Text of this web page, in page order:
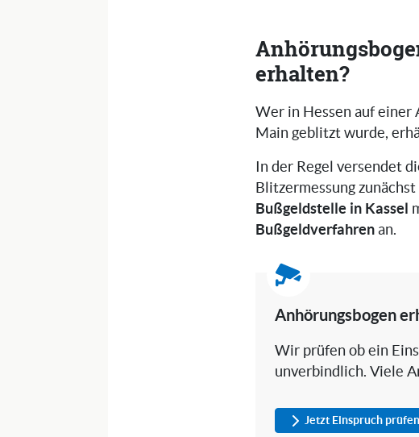
erhalten?
Wer in Hessen auf einer
Main geblitzt wurde,
In der Regel versendet
Blitzermessung
Bußgeldstelle in Kassel
Bußgeldverfahren an.
Anhörungsbogen
Wir prüfen ob ein
unverbindlich. Viele
Jetzt Einspruch prüfen